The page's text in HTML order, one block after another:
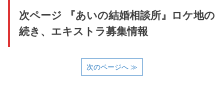
次ページ 『あいの結婚相談所』ロケ地の
続き、エキストラ募集情報
次のページへ ≫